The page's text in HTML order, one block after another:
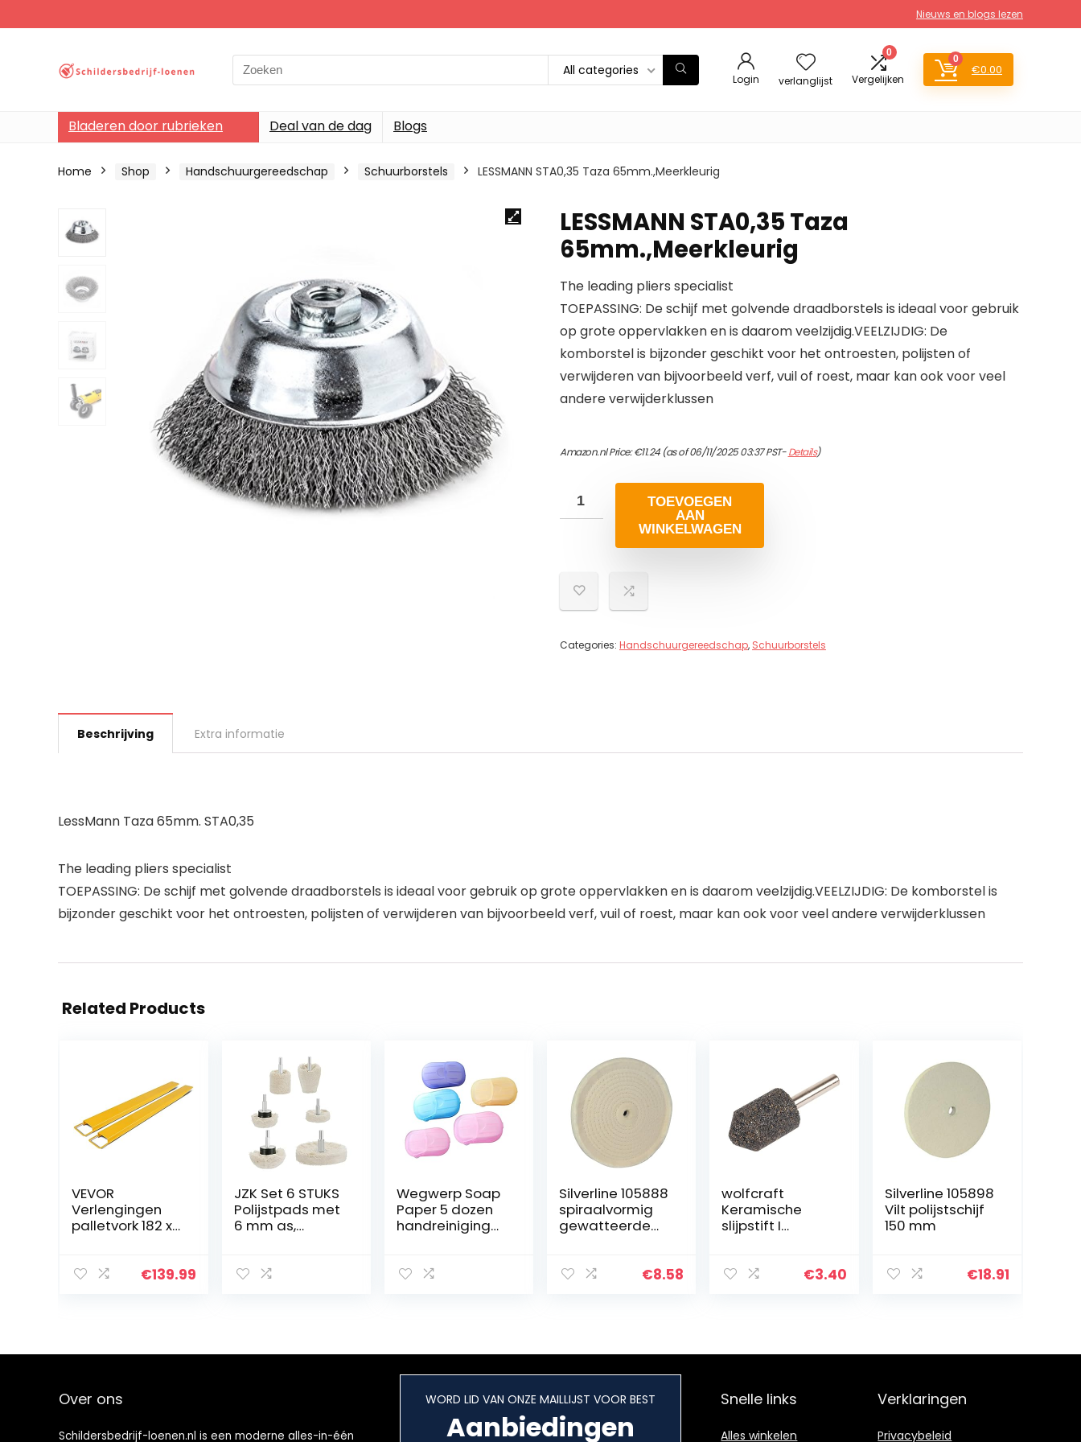
Nieuws en blogs lezen
Search
for:
All categories
Login verlanglijst
0
Vergelijken
0
€0.00
Bladeren door rubrieken Deal van de dag Blogs
Home Shop Handschuurgereedschap Schuurborstels LESSMANN STA0,35 Taza 65mm.,Meerkleurig
LESSMANN STA0,35 Taza
65mm.,Meerkleurig
The leading pliers specialist
TOEPASSING: De schijf met golvende draadborstels is ideaal voor gebruik
op grote oppervlakken en is daarom veelzijdig.VEELZIJDIG: De
komborstel is bijzonder geschikt voor het ontroesten, polijsten of
verwijderen van bijvoorbeeld verf, vuil of roest, maar kan ook voor veel
andere verwijderklussen
Amazon.nl Price:€11.24(as of 06/11/2025 03:37 PST-Details)
TOEVOEGEN
AAN
WINKELWAGEN
Categories: Handschuurgereedschap, Schuurborstels
Beschrijving Extra informatie
LessMann Taza 65mm. STA0,35
The leading pliers specialist
TOEPASSING: De schijf met golvende draadborstels is ideaal voor gebruik op grote oppervlakken en is daarom veelzijdig.VEELZIJDIG: De komborstel is
bijzonder geschikt voor het ontroesten, polijsten of verwijderen van bijvoorbeeld verf, vuil of roest, maar kan ook voor veel andere verwijderklussen
Related Products
VEVOR
Verlengingen
palletvork 182 x
verlengingen
voor heftruck
zware
ladingen
€139.99
JZK Set 6 STUKS
Polijstpads met
6 mm as,
polijstpads voor
autopolijsten
Wegwerp Soap
Paper 5 dozen
handreiniging
willekeurige
vellen
huisbenodigdhe
Silverline 105888
spiraalvormig
gewatteerde
mm
€8.58
wolfcraft
Keramische
slijpstift I
€3.40
Silverline 105898
Vilt polijstschijf
150 mm
€18.91
Over ons
Schildersbedrijf-loenen.nl is een moderne alles-in-één
WORD LID VAN ONZE MAILLIJST VOOR BEST
Aanbiedingen
Snelle links
Alles winkelen
Verklaringen
Privacybeleid